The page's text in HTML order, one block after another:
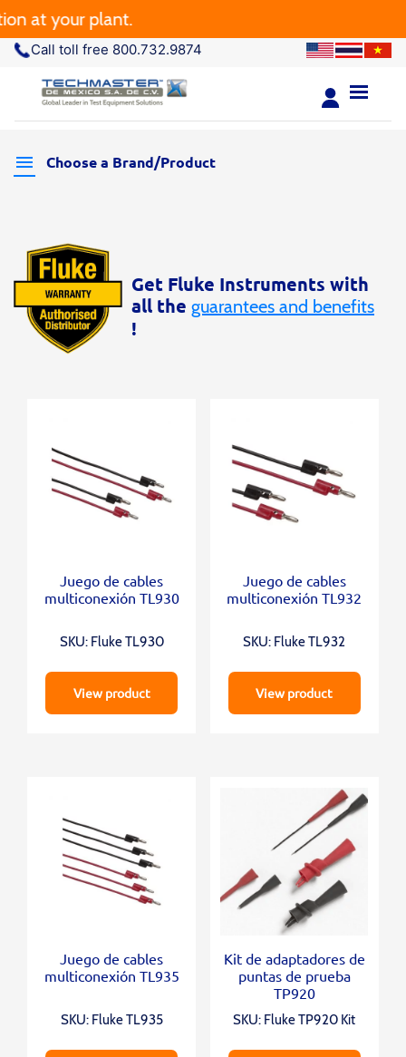
your plant.
Call toll free 800.732.9874
Get Fluke Instruments with
all the guarantees and benefits
!
Juego de cables
multiconexión TL930
SKU: Fluke TL930
View product
Juego de cables
multiconexión TL932
SKU: Fluke TL932
View product
Juego de cables
multiconexión TL935
SKU: Fluke TL935
Kit de adaptadores de
puntas de prueba
TP920
SKU: Fluke TP920 Kit
Choose a Brand/Product